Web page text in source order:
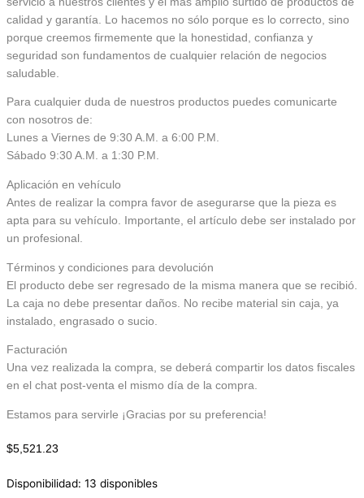
calidad y garantía. Lo hacemos no sólo porque es lo correcto, sino
porque creemos firmemente que la honestidad, confianza y
seguridad son fundamentos de cualquier relación de negocios
saludable.
Para cualquier duda de nuestros productos puedes comunicarte
con nosotros de:
Lunes a Viernes de 9:30 A.M. a 6:00 P.M.
Sábado 9:30 A.M. a 1:30 P.M.
Aplicación en vehículo
Antes de realizar la compra favor de asegurarse que la pieza es
apta para su vehículo. Importante, el artículo debe ser instalado por
un profesional.
Términos y condiciones para devolución
El producto debe ser regresado de la misma manera que se recibió.
La caja no debe presentar daños. No recibe material sin caja, ya
instalado, engrasado o sucio.
Facturación
Una vez realizada la compra, se deberá compartir los datos fiscales
en el chat post-venta el mismo día de la compra.
Estamos para servirle ¡Gracias por su preferencia!
$5,521.23
Disponibilidad: 13 disponibles